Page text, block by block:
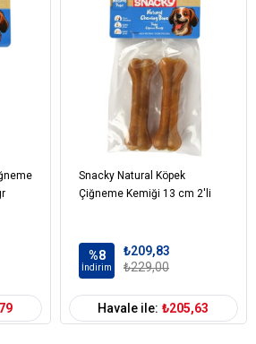
seçenektir. Küçük, pratik boyutu ve iştah
odaklanmasına yardımcı olur ve
Snacky Natural Köpek
Çiğneme Kemiği 13 cm 2'li
%8
İndirim
₺209,83
₺229,00
Havale ile: ₺205,63